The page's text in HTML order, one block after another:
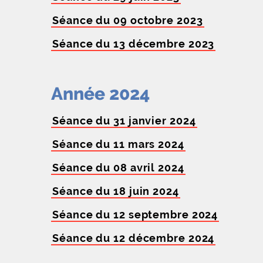
Séance du 09 octobre 2023
Séance du 13 décembre 2023
Année 2024
Séance du 31 janvier 2024
Séance du 11 mars 2024
Séance du 08 avril 2024
Séance du 18 juin 2024
Séance du 12 septembre 2024
Séance du 12 décembre 2024